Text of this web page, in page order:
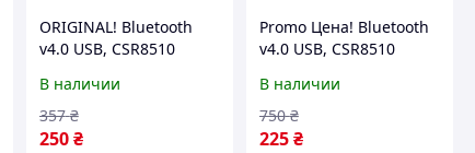
ORIGINAL! Bluetooth
v4.0 USB, CSR8510
Гарантия!
MegaTorg.com.ua
В наличии
250 ₴
357 ₴
Promo Цена! Bluetooth
v4.0 USB, CSR8510
ZaGrosh.com.ua
В наличии
225₴
750 ₴